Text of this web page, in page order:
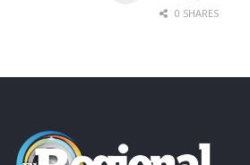
0 SHARES